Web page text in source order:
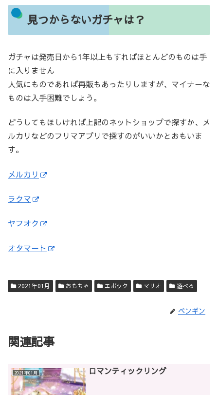
見つからないガチャは？
ガチャは発売日から1年以上もすればほとんどのものは手
に入りません
人気にものであれば再販もあったりしますが、マイナーな
ものは入手困難でしょう。
どうしてもほしければ上記のネットショップで探すか、メ
ルカリなどのフリマアプリで探すのがいいかとおもいま
す。
メルカリ
ラクマ
ヤフオク
オタマート
2021年01月 おもちゃ エポック マリオ 遊べる
ペンギン
関連記事
2021年01月 ロマンティックリング